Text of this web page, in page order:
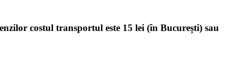
costul transportul este 15 lei (în București) sau